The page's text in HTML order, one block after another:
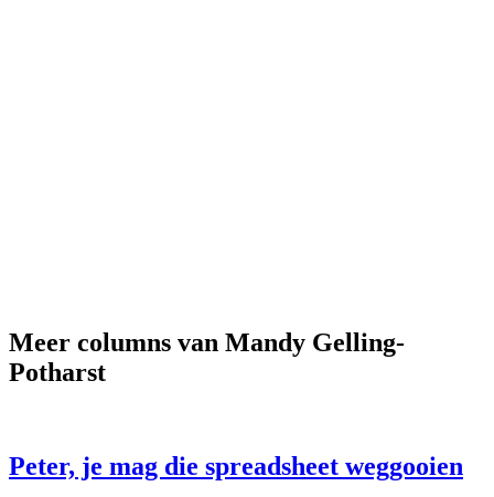
Meer columns van Mandy Gelling-
Potharst
Peter, je mag die spreadsheet weggooien